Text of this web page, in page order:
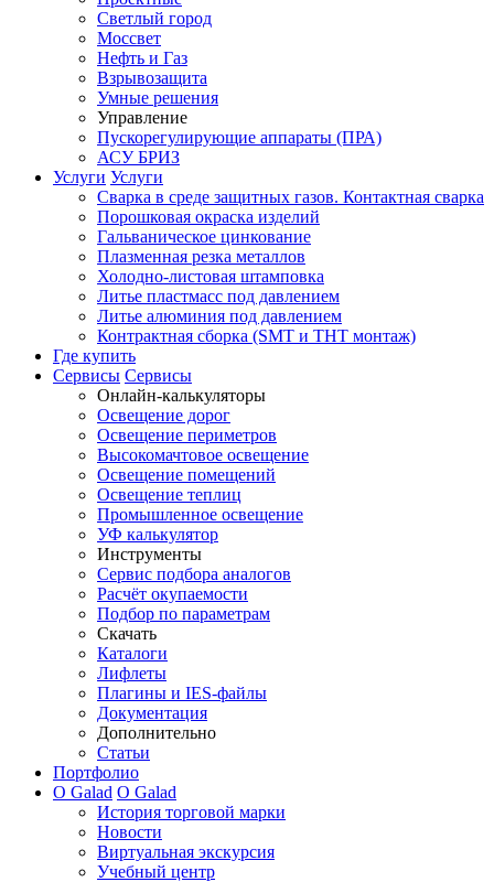
Светлый город
Моссвет
Нефть и Газ
Взрывозащита
Умные решения
Управление
Пускорегулирующие аппараты (ПРА)
АСУ БРИЗ
Услуги Услуги
Сварка в среде защитных газов. Контактная сварка
Порошковая окраска изделий
Гальваническое цинкование
Плазменная резка металлов
Холодно-листовая штамповка
Литье пластмасс под давлением
Литье алюминия под давлением
Контрактная сборка (SMT и THT монтаж)
Где купить
Сервисы Сервисы
Онлайн-калькуляторы
Освещение дорог
Освещение периметров
Высокомачтовое освещение
Освещение помещений
Освещение теплиц
Промышленное освещение
УФ калькулятор
Инструменты
Сервис подбора аналогов
Расчёт окупаемости
Подбор по параметрам
Скачать
Каталоги
Лифлеты
Плагины и IES-файлы
Документация
Дополнительно
Статьи
Портфолио
О Galad О Galad
История торговой марки
Новости
Виртуальная экскурсия
Учебный центр